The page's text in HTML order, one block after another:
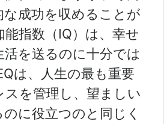
な成功を収めることが
指数（IQ）は、幸せ
を送るのに十分では
は、人生の最も重要
スを管理し、望ましい
に役立つのと同じく